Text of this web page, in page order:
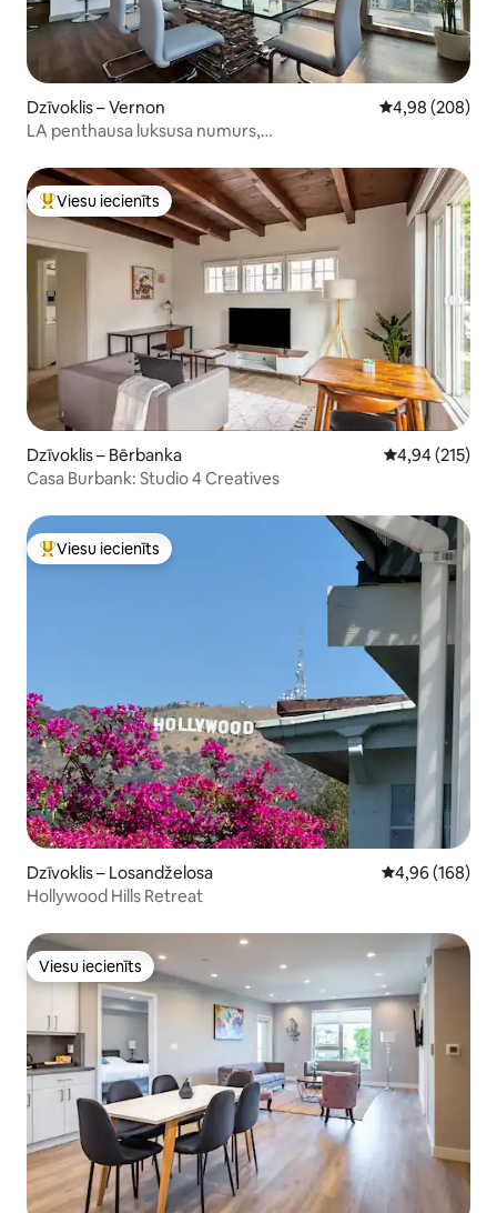
Dzīvoklis – Vernon Vidējais
4,98 (208)
LA penthausa luksusa numurs,
Populārs viesu iecienīts mājoklis
Viesu iecienīts
Dzīvoklis – Bērbanka Vidējais
4,94 (215)
Casa Burbank: Studio 4 Creatives
Populārs viesu iecienīts mājoklis
Viesu iecienīts
Dzīvoklis – Losandželosa Vidējais
4,96 (168)
Hollywood Hills Retreat
Viesu iecienīts
Viesu iecienīts